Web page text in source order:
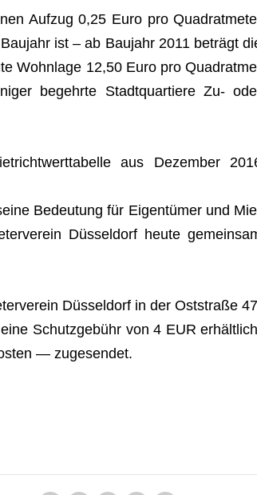
Auf­zug 0,25 Euro pro
ist – ab Bau­jahr 2011 beträgt
Wohn­lage 12,50 Euro pro
begehrte Stadt­quar­tiere Zu-
aus Dezem­ber
Bedeu­tung für Eigen­tü­mer und
Düs­sel­dorf heute
Düs­sel­dorf in der Ost­straße
Schutz­ge­bühr von 4 EUR
— zugesendet.